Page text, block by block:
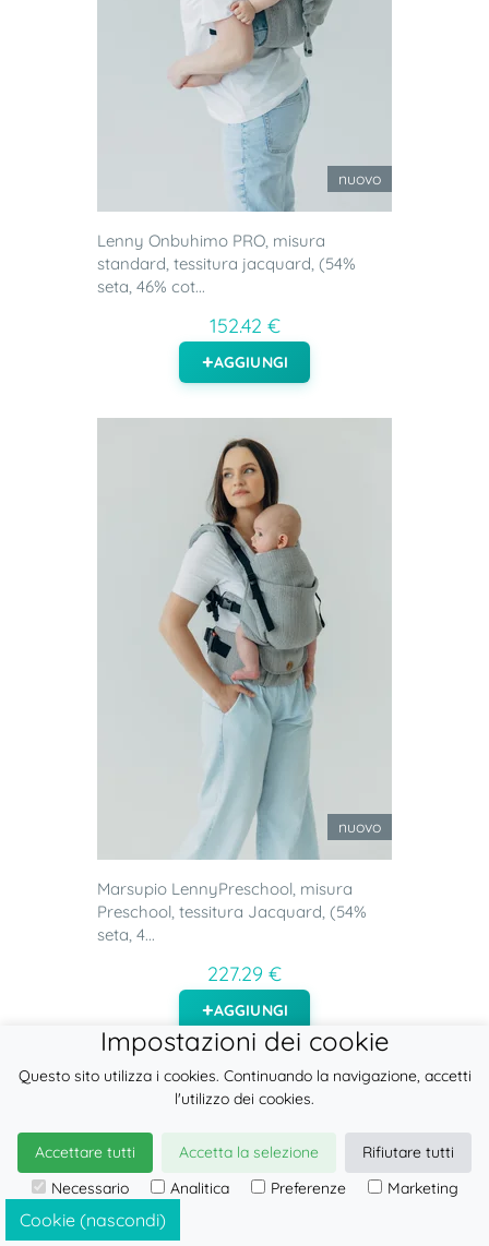
nuovo
Lenny Onbuhimo PRO, misura
standard, tessitura jacquard, (54%
seta, 46% cot...
152.42 €
AGGIUNGI
nuovo
Marsupio LennyPreschool, misura
Preschool, tessitura Jacquard, (54%
seta, 4...
227.29 €
AGGIUNGI
Cookie (nascondi)
Impostazioni dei cookie
Questo sito utilizza i cookies. Continuando la navigazione, accetti
l'utilizzo dei cookies.
Accettare tutti Accetta la selezione
Rifiutare tutti
Necessario
Analitica Preferenze Marketing